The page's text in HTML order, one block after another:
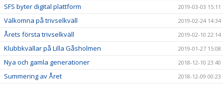
SFS byter digital plattform 2019-03-03 15:11
Välkomna på trivselkväll 2019-02-24 14:34
Årets första trivselkväll 2019-02-10 22:14
Klubbkvällar på Lilla Gåsholmen 2019-01-27 15:08
Nya och gamla generationer 2018-12-10 23:40
Summering av Året 2018-12-09 00:23